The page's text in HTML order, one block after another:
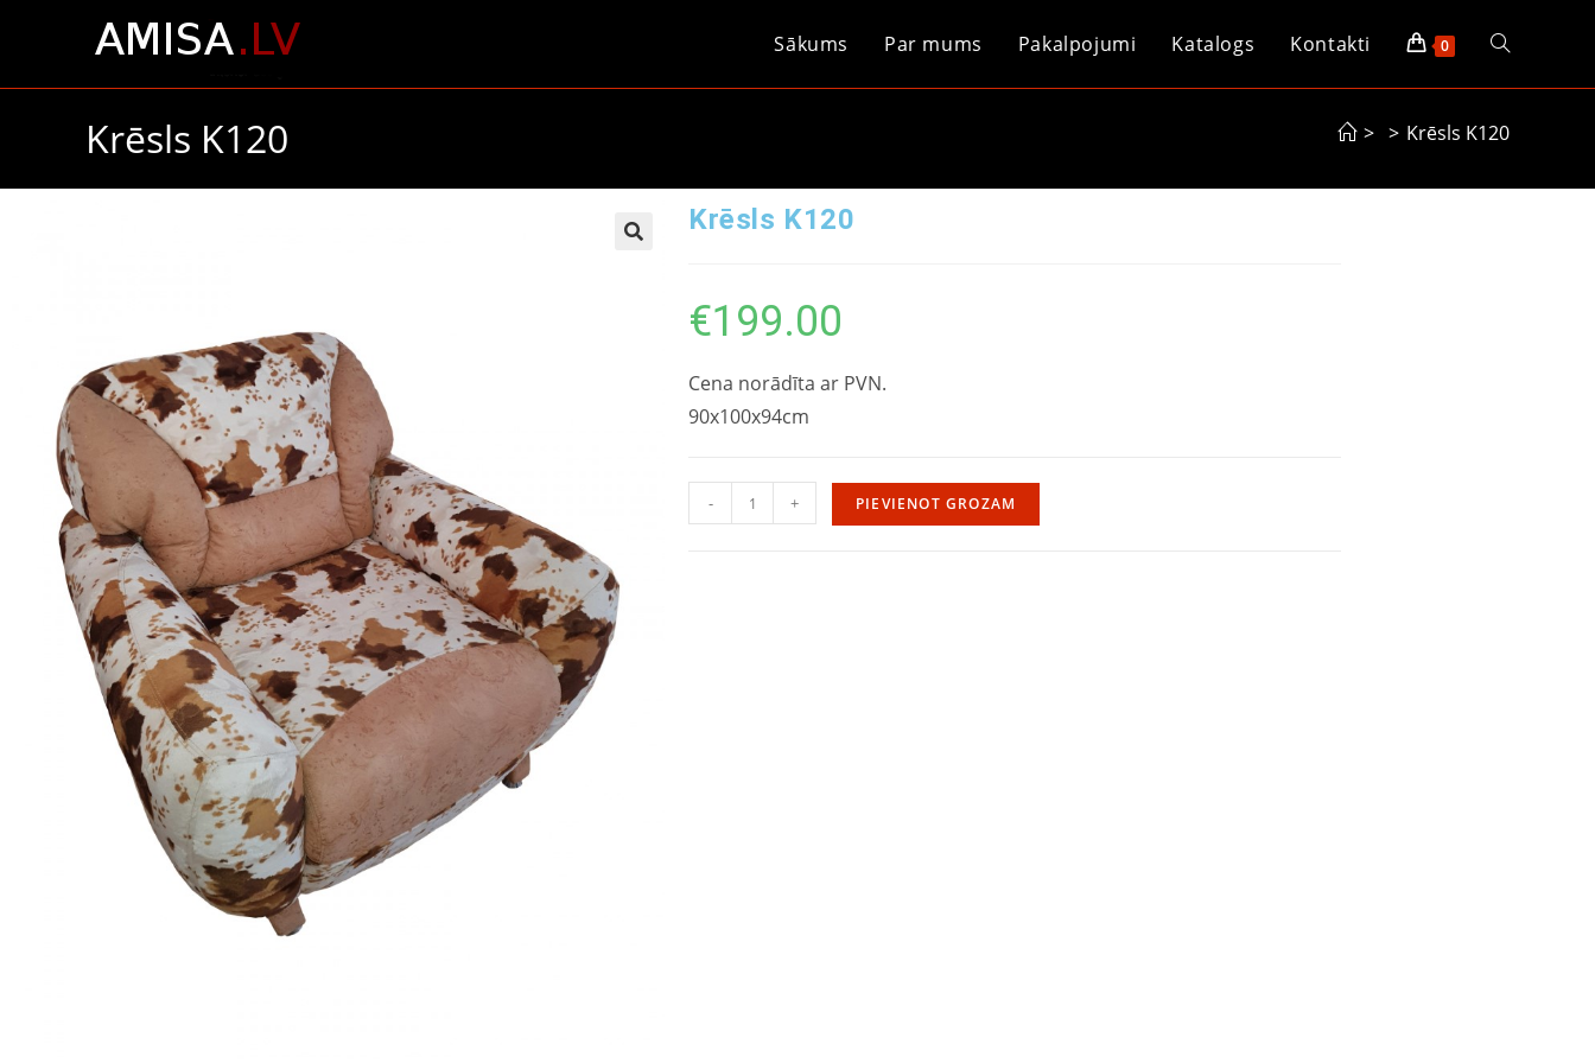
Sākums Par mums Pakalpojumi Katalogs Kontakti 0
Krēsls K120 > > Krēsls K120
Krēsls K120
€199.00
Cena norādīta ar PVN.
90x100x94cm
- + PIEVIENOT GROZAM